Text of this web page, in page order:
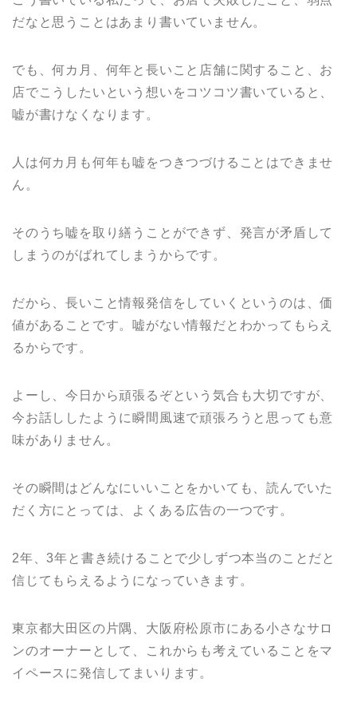
だなと思うことはあまり書いていません。
でも、何カ月、何年と長いこと店舗に関すること、お
店でこうしたいという想いをコツコツ書いていると、
嘘が書けなくなります。
人は何カ月も何年も嘘をつきつづけることはできませ
ん。
そのうち嘘を取り繕うことができず、発言が矛盾して
しまうのがばれてしまうからです。
だから、長いこと情報発信をしていくというのは、価
値があることです。嘘がない情報だとわかってもらえ
るからです。
よーし、今日から頑張るぞという気合も大切ですが、
今お話ししたように瞬間風速で頑張ろうと思っても意
味がありません。
その瞬間はどんなにいいことをかいても、読んでいた
だく方にとっては、よくある広告の一つです。
2年、3年と書き続けることで少しずつ本当のことだと
信じてもらえるようになっていきます。
東京都大田区の片隅、大阪府松原市にある小さなサロ
ンのオーナーとして、これからも考えていることをマ
イペースに発信してまいります。